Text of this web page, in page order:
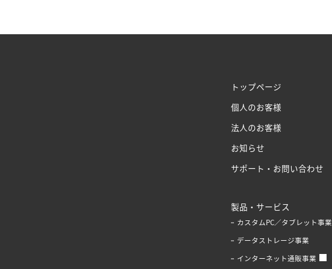
トップページ
個人のお客様
法人のお客様
お知らせ
サポート・お問い合わせ
製品・サービス
カスタムPC／タブレット事業
データストレージ事業
インターネット通販事業